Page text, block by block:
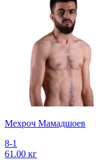
Мехроч Мамадшоев
8-1
61.00 кг